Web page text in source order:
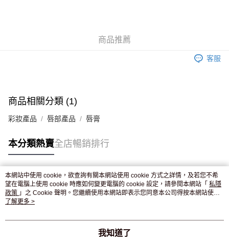
付款後門市自取，訂單確認後2-4個工作天到店，7天內取。逾期後
商品推薦
客服
商品相關分類 (1)
彩妝產品 唇部產品 唇膏
本分類熱賣全店暢銷排行
熱門標籤
熱銷排行
本網站中使用 cookie，欲查詢有關本網站使用 cookie 方式之詳情，及若您不希
望在電腦上使用 cookie 時應如何變更電腦的 cookie 設定，請參閱本網站「 私隱
政策 」之 Cookie 聲明。您繼續使用本網站即表示您同意本公司得按本網站使用
條款之 Cookie 聲明使用 cookie。
了解更多 >
我知道了